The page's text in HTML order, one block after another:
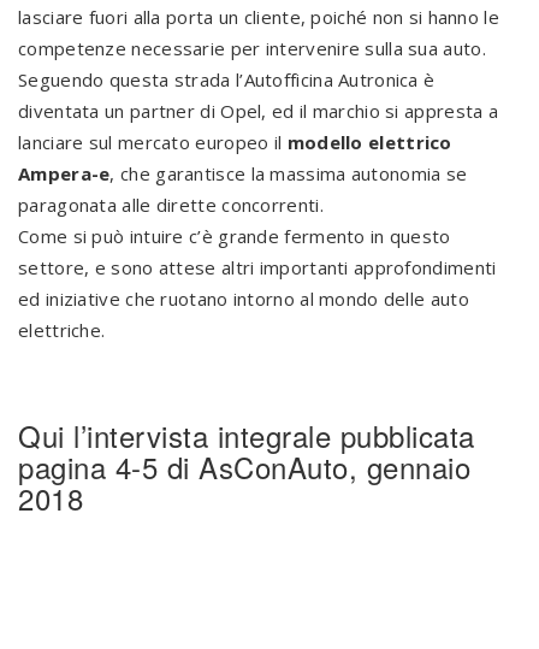
lasciare fuori alla porta un cliente, poiché non si hanno le
competenze necessarie per intervenire sulla sua auto.
Seguendo questa strada l’Autofficina Autronica è
diventata un partner di Opel, ed il marchio si appresta a
lanciare sul mercato europeo il modello elettrico
Ampera-e, che garantisce la massima autonomia se
paragonata alle dirette concorrenti.
Come si può intuire c’è grande fermento in questo
settore, e sono attese altri importanti approfondimenti
ed iniziative che ruotano intorno al mondo delle auto
elettriche.
Qui l’intervista integrale pubblicata
pagina 4-5 di AsConAuto, gennaio
2018